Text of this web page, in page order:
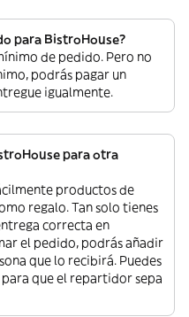
para BistroHouse?
de pedido. Pero no
podrás pagar un
igualmente.
para otra
productos de
regalo. Tan solo tienes
correcta en
el pedido, podrás añadir
que lo recibirá. Puedes
que el repartidor sepa